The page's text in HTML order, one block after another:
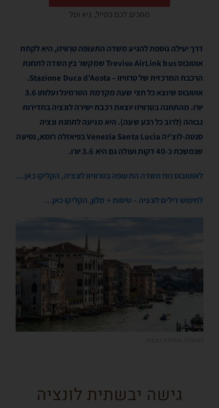
מחכים לכם במייל, גיא וטל
דרך יעילה נוספת להגיע משדה התעופה טְרֶוויזו, היא לקחת
אוטובוס Treviso AirLink bus שמקשר בין השדה לתחנת
הרכבת המרכזית של טְרֶוויזו – Stazione Duca d'Aosta.
אוטובוס שיוצא כל חצי שעה מקדמת הטרמינל ועלותו 3.6
יורו. מהתחנה בטְרֶוויזו יוצאת רכבת ישירה לונציה בתדירות
גבוהה (לרוב כל רבע שעה). היא מגיעה לתחנת ונציה
סנטה-לוצִ'יָה Venezia Santa Lucia בפּיאזֶלה רומא, נסיעה
שנמשכת כ-40 דקות ועולה גם היא 3.6 יורו.
לאוטובוס נוח משדה התעופה בטרוויזו לונציה, הקליקו כאן…
לחיפוש דילים לונציה – טיסות + מלון, הקליקו כאן…
גישה יבשתית לונציה